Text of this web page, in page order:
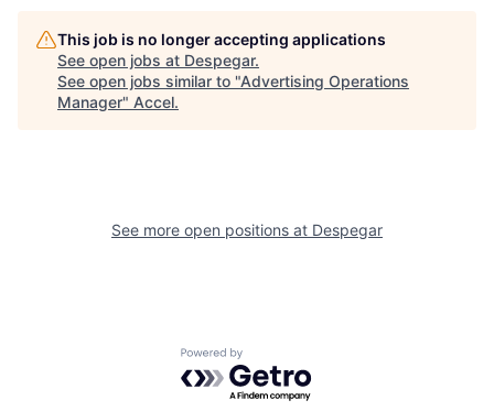
This job is no longer accepting applications
See open jobs at Despegar.
See open jobs similar to "Advertising Operations
Manager" Accel.
See more open positions at Despegar
Powered by Getro.com